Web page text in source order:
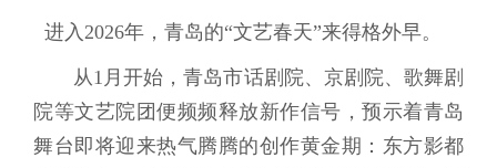
进入2026年，青岛的“文艺春天”来得格外早。
从1月开始，青岛市话剧院、京剧院、歌舞剧
院等文艺院团便频频释放新作信号，预示着青岛
舞台即将迎来热气腾腾的创作黄金期：东方影都